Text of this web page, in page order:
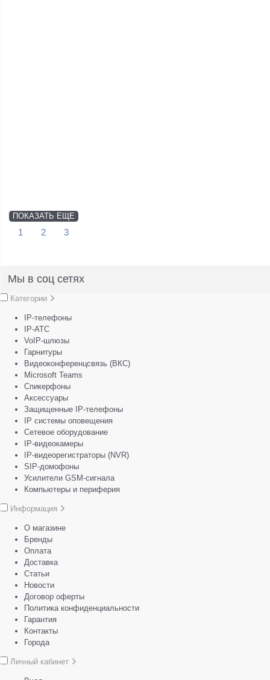
ПОКАЗАТЬ ЕЩЕ
1 2 3
Мы в соц сетях
Категории
IP-телефоны
IP-АТС
VoIP-шлюзы
Гарнитуры
Видеоконференцсвязь (ВКС)
Microsoft Teams
Спикерфоны
Аксессуары
Защищенные IP-телефоны
IP системы оповещения
Сетевое оборудование
IP-видеокамеры
IP-видеорегистраторы (NVR)
SIP-домофоны
Усилители GSM-сигнала
Компьютеры и периферия
Информация
О магазине
Бренды
Оплата
Доставка
Статьи
Новости
Договор оферты
Политика конфиденциальности
Гарантия
Контакты
Города
Личный кабинет